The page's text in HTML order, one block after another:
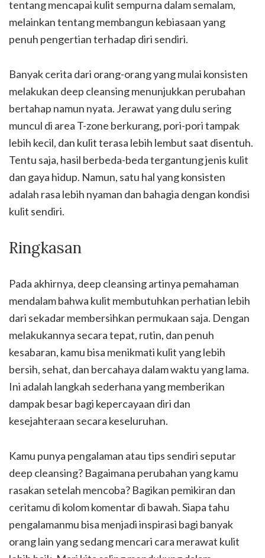
tentang mencapai kulit sempurna dalam semalam,
melainkan tentang membangun kebiasaan yang
penuh pengertian terhadap diri sendiri.
Banyak cerita dari orang-orang yang mulai konsisten
melakukan deep cleansing menunjukkan perubahan
bertahap namun nyata. Jerawat yang dulu sering
muncul di area T-zone berkurang, pori-pori tampak
lebih kecil, dan kulit terasa lebih lembut saat disentuh.
Tentu saja, hasil berbeda-beda tergantung jenis kulit
dan gaya hidup. Namun, satu hal yang konsisten
adalah rasa lebih nyaman dan bahagia dengan kondisi
kulit sendiri.
Ringkasan
Pada akhirnya, deep cleansing artinya pemahaman
mendalam bahwa kulit membutuhkan perhatian lebih
dari sekadar membersihkan permukaan saja. Dengan
melakukannya secara tepat, rutin, dan penuh
kesabaran, kamu bisa menikmati kulit yang lebih
bersih, sehat, dan bercahaya dalam waktu yang lama.
Ini adalah langkah sederhana yang memberikan
dampak besar bagi kepercayaan diri dan
kesejahteraan secara keseluruhan.
Kamu punya pengalaman atau tips sendiri seputar
deep cleansing? Bagaimana perubahan yang kamu
rasakan setelah mencoba? Bagikan pemikiran dan
ceritamu di kolom komentar di bawah. Siapa tahu
pengalamanmu bisa menjadi inspirasi bagi banyak
orang lain yang sedang mencari cara merawat kulit